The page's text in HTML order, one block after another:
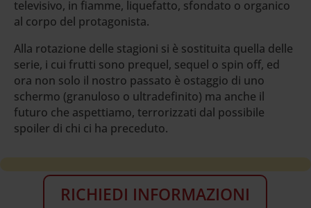
televisivo, in fiamme, liquefatto, sfondato o organico
al corpo del protagonista.
Alla rotazione delle stagioni si è sostituita quella delle
serie, i cui frutti sono prequel, sequel o spin off, ed
ora non solo il nostro passato è ostaggio di uno
schermo (granuloso o ultradefinito) ma anche il
futuro che aspettiamo, terrorizzati dal possibile
spoiler di chi ci ha preceduto.
RICHIEDI INFORMAZIONI